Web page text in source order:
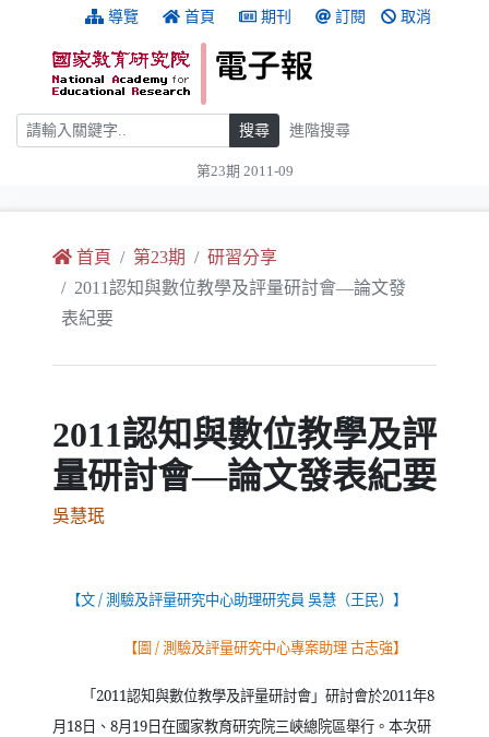
跳到主要內容 導覽 首頁 期刊 訂閱 取消
搜尋 搜尋 進階搜尋
第23期 2011-09
首頁 第23期
研習分享
2011認知與數位教學及評量研討會—論文發
表紀要
2011認知與數位教學及評
量研討會—論文發表紀要
吳慧珉
【文/測驗及評量研究中心助理研究員 吳慧（王民）】
【圖/測驗及評量研究中心專案助理 古志強】
「2011認知與數位教學及評量研討會」研討會於2011年8
月18日、 8月19日在國家教育研究院三峽總院區舉行。本次研